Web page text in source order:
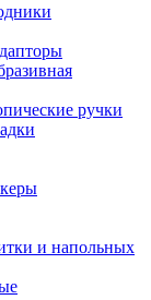
ручки
и напольных